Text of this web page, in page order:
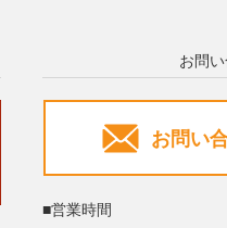
お問
お問い
■営業時間